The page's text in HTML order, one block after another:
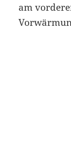
am